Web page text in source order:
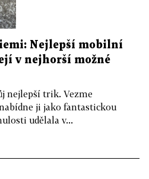
Nejlepší mobilní
v nejhorší možné
nejlepší trik. Vezme
ji jako fantastickou
udělala v...